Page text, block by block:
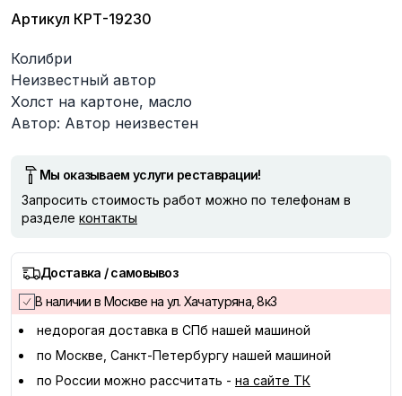
Артикул КРТ-19230
Описание
Колибри
Неизвестный автор
Холст на картоне, масло
Автор: Автор неизвестен
Мы оказываем услуги реставрации!
Запросить стоимость работ можно по телефонам в
разделе контакты
Доставка / самовывоз
В наличии в Москве на ул. Хачатуряна, 8к3
недорогая доставка в СПб нашей машиной
по Москве, Санкт-Петербургу нашей машиной
по России можно рассчитать - на сайте ТК